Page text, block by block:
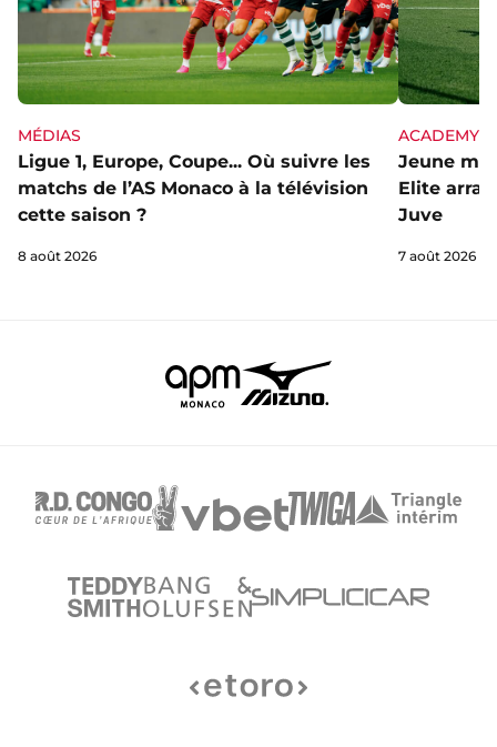
MÉDIAS
Ligue 1, Europe, Coupe... Où suivre les
matchs de l’AS Monaco à la télévision
cette saison ?
8 août 2026
ACADEMY
Jeune
Elite
Juve
7 août 2026